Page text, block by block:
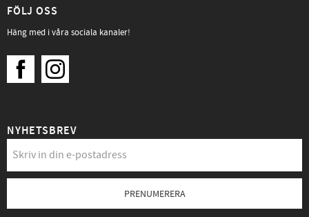
FÖLJ OSS
Häng med i våra sociala kanaler!
NYHETSBREV
PRENUMERERA